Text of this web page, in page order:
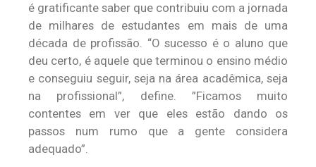
é gratificante saber que contribuiu com a jornada
de milhares de estudantes em mais de uma
década de profissão. “O sucesso é o aluno que
deu certo, é aquele que terminou o ensino médio
e conseguiu seguir, seja na área acadêmica, seja
na profissional”, define. ”Ficamos muito
contentes em ver que eles estão dando os
passos num rumo que a gente considera
adequado”.